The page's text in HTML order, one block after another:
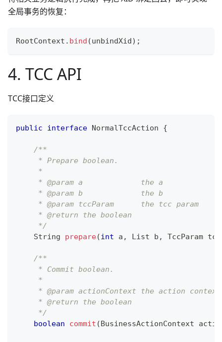
全局事务的恢复：
RootContext . bind (unbindXid) ;
4. TCC API
TCC接口定义
public interface NormalTccAction {
/**
     * Prepare boolean.
     *
     * @param a             the a
     * @param b             the b
     * @param tccParam      the tcc param
     * @return the boolean
     */
String
prepare(int a , List b , TccParam
/**
     * Commit boolean.
     *
     * @param actionContext the action context
     * @return the boolean
     */
boolean
commit (BusinessActionContext